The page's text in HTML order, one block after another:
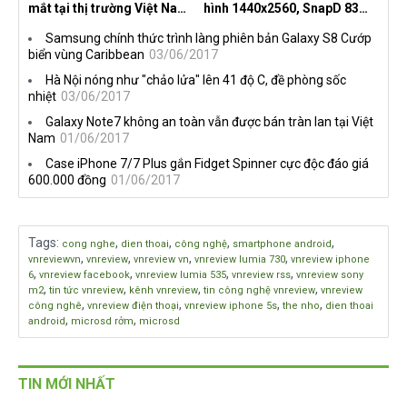
mắt tại thị trường Việt Nam,
hình 1440x2560, SnapD 835,
Samsung chính thức trình làng phiên bản Galaxy S8 Cướp
biển vùng Caribbean 03/06/2017
Hà Nội nóng như "chảo lửa" lên 41 độ C, đề phòng sốc
nhiệt 03/06/2017
Galaxy Note7 không an toàn vẫn được bán tràn lan tại Việt
Nam 01/06/2017
Case iPhone 7/7 Plus gắn Fidget Spinner cực độc đáo giá
600.000 đồng 01/06/2017
Tags: cong nghe, dien thoai, công nghệ, smartphone android,
vnreviewvn, vnreview, vnreview vn, vnreview lumia 730, vnreview iphone
6, vnreview facebook, vnreview lumia 535, vnreview rss, vnreview sony
m2, tin tức vnreview, kênh vnreview, tin công nghệ vnreview, vnreview
công nghê, vnreview điện thoại, vnreview iphone 5s, the nho, dien thoai
android, microsd rởm, microsd
TIN MỚI NHẤT